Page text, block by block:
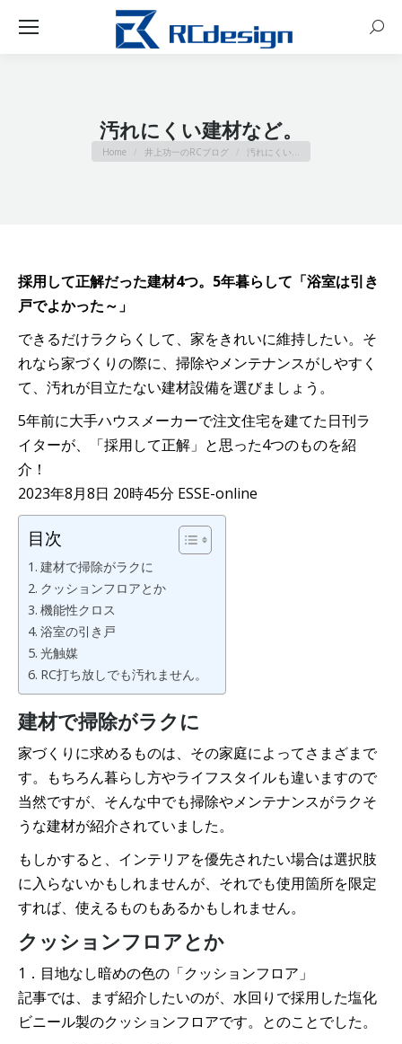
汚れにくい建材など。
You are here:
Home 井上功一のRCブログ 汚れにくい…
採用して正解だった建材4つ。5年暮らして「浴室は引き
戸でよかった～」
できるだけラクらくして、家をきれいに維持したい。そ
れなら家づくりの際に、掃除やメンテナンスがしやすく
て、汚れが目立たない建材設備を選びましょう。
5年前に大手ハウスメーカーで注文住宅を建てた日刊ラ
イターが、「採用して正解」と思った4つのものを紹
介！
2023年8月8日 20時45分 ESSE-online
目次
建材で掃除がラクに
クッションフロアとか
機能性クロス
浴室の引き戸
光触媒
RC打ち放しでも汚れません。
建材で掃除がラクに
家づくりに求めるものは、その家庭によってさまざまで
す。もちろん暮らし方やライフスタイルも違いますので
当然ですが、そんな中でも掃除やメンテナンスがラクそ
うな建材が紹介されていました。
もしかすると、インテリアを優先されたい場合は選択肢
に入らないかもしれませんが、それでも使用箇所を限定
すれば、使えるものもあるかもしれません。
クッションフロアとか
1．目地なし暗めの色の「クッションフロア」
記事では、まず紹介したいのが、水回りで採用した塩化
ビニール製のクッションフロアです。とのことでした。